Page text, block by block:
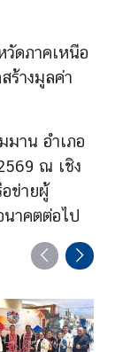
วัดภาคเหนือ
ร้างมูลค่า
มาน อำเภอ
ณ เชิง
ข่ายผู้
นาคตต่อไป